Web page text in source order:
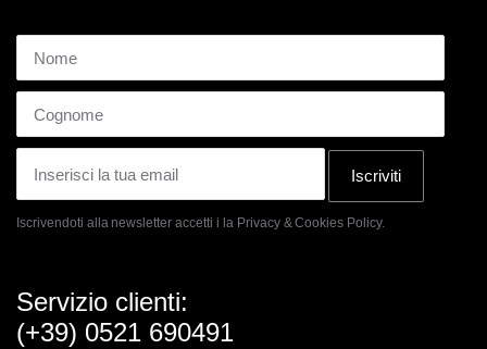
Iscriviti
Iscrivendoti alla newsletter accetti i la Privacy & Cookies Policy.
Servizio clienti:
(+39) 0521 690491